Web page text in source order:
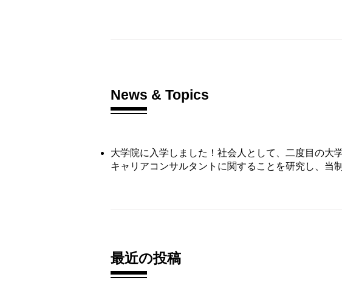
News & Topics
大学院に入学しました！ 社会人として、二度目の大
キャリアコンサルタントに関することを研究し、当
最近の投稿